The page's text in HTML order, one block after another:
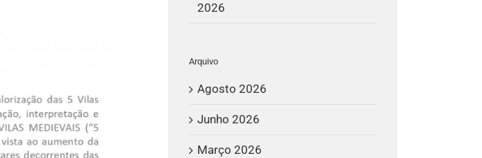
2026
Arquivo
Agosto 2026
Junho 2026
Março 2026